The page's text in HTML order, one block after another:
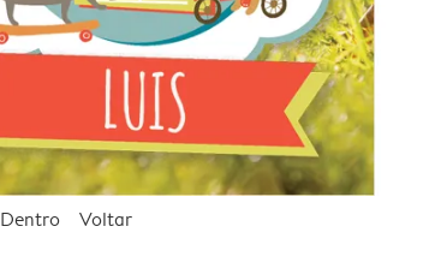
Dentro Voltar